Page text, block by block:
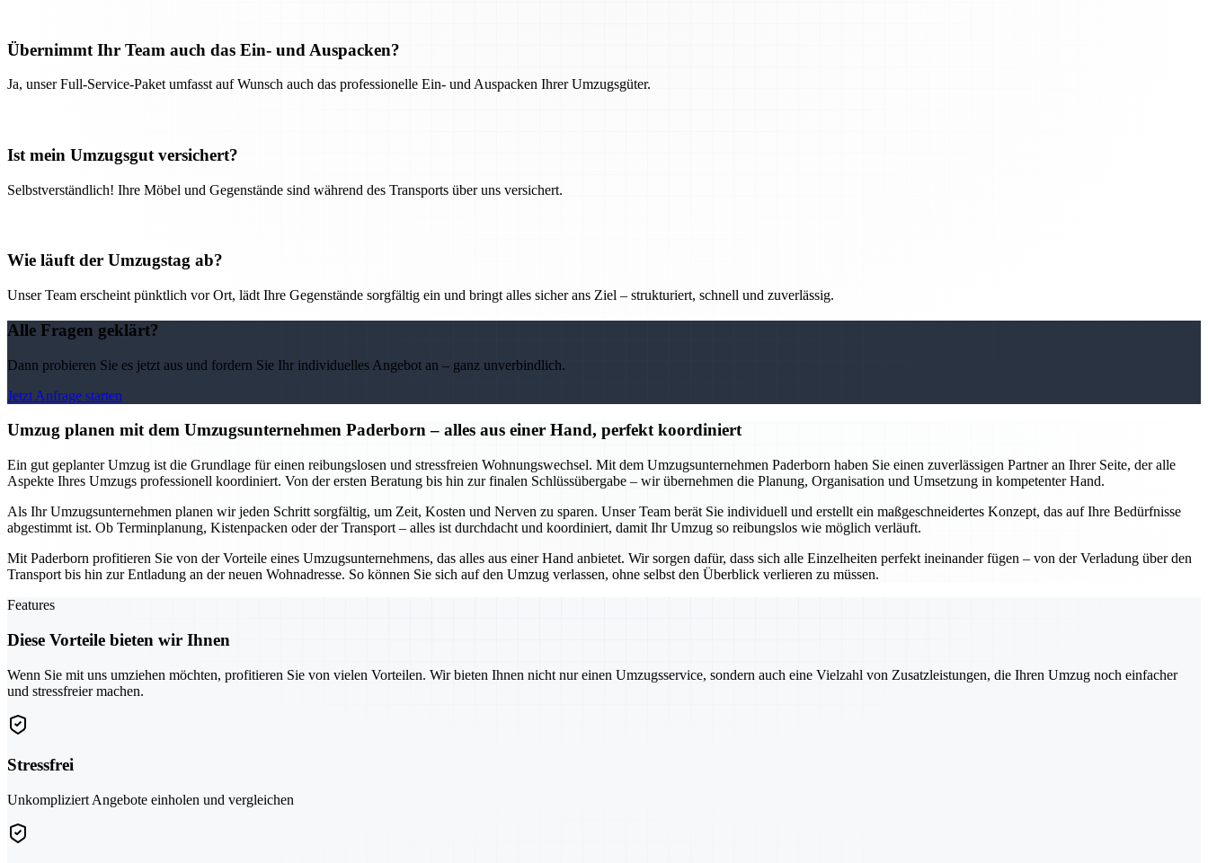
Übernimmt Ihr Team auch das Ein- und Auspacken?
Ja, unser Full-Service-Paket umfasst auf Wunsch auch das professionelle Ein- und Auspacken Ihrer Umzugsgüter.
Ist mein Umzugsgut versichert?
Selbstverständlich! Ihre Möbel und Gegenstände sind während des Transports über uns versichert.
Wie läuft der Umzugstag ab?
Unser Team erscheint pünktlich vor Ort, lädt Ihre Gegenstände sorgfältig ein und bringt alles sicher ans Ziel – strukturiert, schnell und zuverlässig.
Alle Fragen geklärt?
Dann probieren Sie es jetzt aus und fordern Sie Ihr individuelles Angebot an – ganz unverbindlich.
Jetzt Anfrage starten
Umzug planen mit dem Umzugsunternehmen Paderborn – alles aus einer Hand, perfekt koordiniert
Ein gut geplanter Umzug ist die Grundlage für einen reibungslosen und stressfreien Wohnungswechsel. Mit dem Umzugsunternehmen Paderborn haben Sie einen zuverlässigen Partner an Ihrer Seite, der alle
Aspekte Ihres Umzugs professionell koordiniert. Von der ersten Beratung bis hin zur finalen Schlüssübergabe – wir übernehmen die Planung, Organisation und Umsetzung in kompetenter Hand.
Als Ihr Umzugsunternehmen planen wir jeden Schritt sorgfältig, um Zeit, Kosten und Nerven zu sparen. Unser Team berät Sie individuell und erstellt ein maßgeschneidertes Konzept, das auf Ihre Bedürfnisse
abgestimmt ist. Ob Terminplanung, Kistenpacken oder der Transport – alles ist durchdacht und koordiniert, damit Ihr Umzug so reibungslos wie möglich verläuft.
Mit Paderborn profitieren Sie von der Vorteile eines Umzugsunternehmens, das alles aus einer Hand anbietet. Wir sorgen dafür, dass sich alle Einzelheiten perfekt ineinander fügen – von der Verladung über den
Transport bis hin zur Entladung an der neuen Wohnadresse. So können Sie sich auf den Umzug verlassen, ohne selbst den Überblick verlieren zu müssen.
Features
Diese Vorteile bieten wir Ihnen
Wenn Sie mit uns umziehen möchten, profitieren Sie von vielen Vorteilen. Wir bieten Ihnen nicht nur einen Umzugsservice, sondern auch eine Vielzahl von Zusatzleistungen, die Ihren Umzug noch einfacher
und stressfreier machen.
Stressfrei
Unkompliziert Angebote einholen und vergleichen